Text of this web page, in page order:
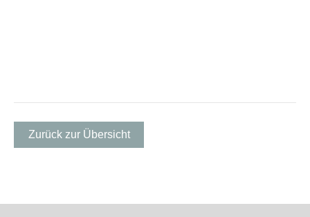
Zurück zur Übersicht